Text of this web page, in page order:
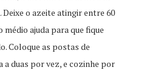
Deixe o azeite atingir entre 60
médio ajuda para que fique
Coloque as postas de
a duas por vez, e cozinhe por